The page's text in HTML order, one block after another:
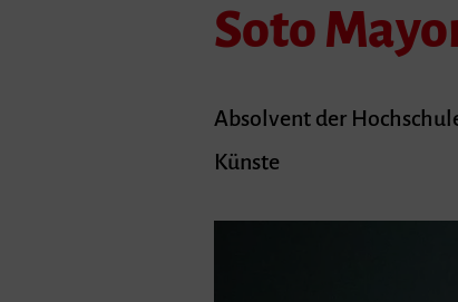
Soto
Absolvent der
Künste